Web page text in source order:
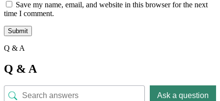
Save my name, email, and website in this browser for the next
time I comment.
Q & A
Q & A
Ask a question